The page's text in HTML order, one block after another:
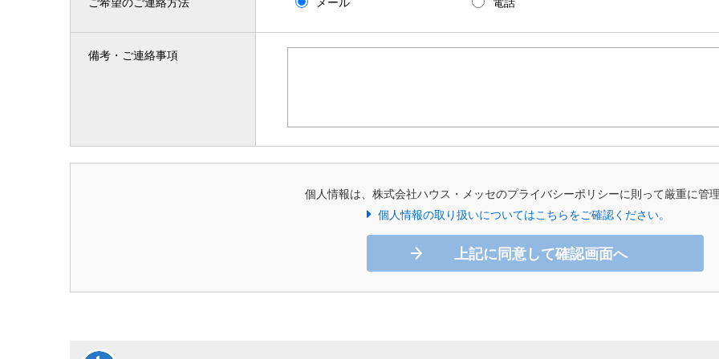
備考・ご連絡事項
個人情報は、株式会社ハウス・メッセのプライバシーポリシーに則って厳重に管理
個人情報の取り扱いについてはこちらをご確認ください。
上記に同意して確認画面へ